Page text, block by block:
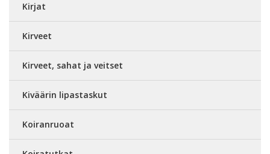
Kirjat
Kirveet
Kirveet, sahat ja veitset
Kiväärin lipastaskut
Koiranruoat